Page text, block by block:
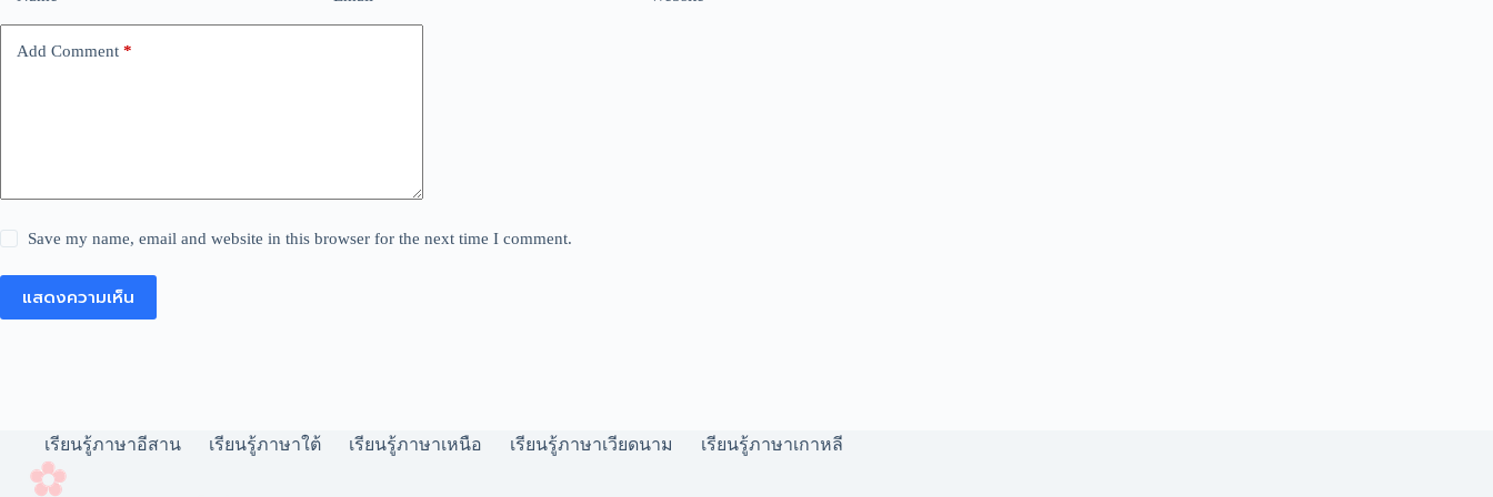
Add Comment *
Save my name, email and website in this browser for the next time I comment.
แสดงความเห็น
เรียนรู้ภาษาอีสาน เรียนรู้ภาษาใต้ เรียนรู้ภาษาเหนือ เรียนรู้ภาษาเวียดนาม เรียนรู้ภาษาเกาหลี